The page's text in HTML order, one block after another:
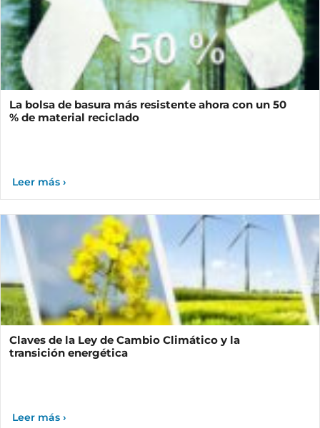
La bolsa de basura más resistente ahora con un 50
% de material reciclado
Claves de la Ley de Cambio Climático y la
transición energética